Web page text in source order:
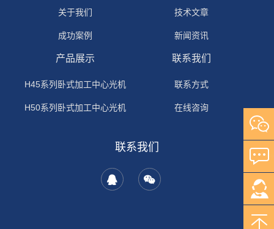
关于我们
成功案例
技术文章
新闻资讯
产品展示
H45系列卧式加工中心光机
H50系列卧式加工中心光机
H80系列卧式加工中心光机
Q100系列卧式加工中心光机
联系我们
联系方式
在线咨询
联系我们